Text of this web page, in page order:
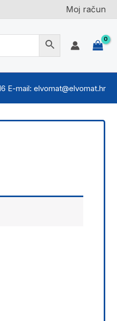
Moj račun
E-mail: elvomat@elvomat.hr